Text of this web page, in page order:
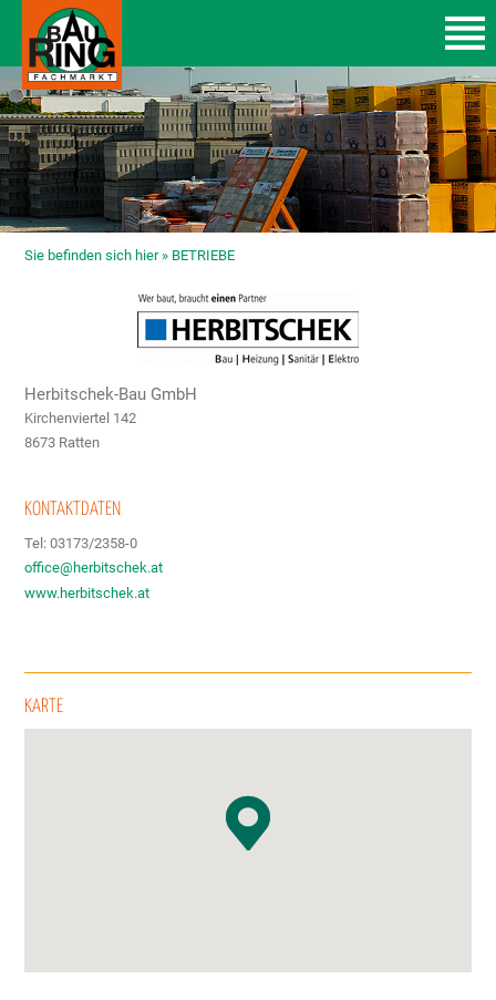
Sie befinden sich hier » BETRIEBE
Herbitschek-Bau GmbH
Kirchenviertel 142
8673 Ratten
KONTAKTDATEN
Tel: 03173/2358-0
office@herbitschek.at
www.herbitschek.at
KARTE